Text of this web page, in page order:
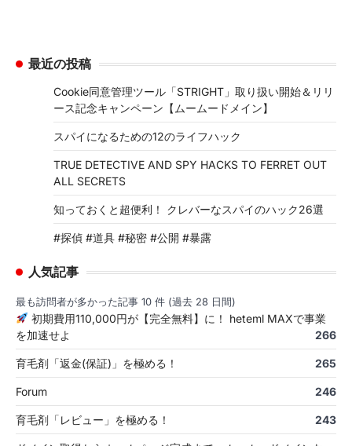
最近の投稿
Cookie同意管理ツール「STRIGHT」取り扱い開始＆リリ
ース記念キャンペーン【ムームードメイン】
スパイになるための12のライフハック
TRUE DETECTIVE AND SPY HACKS TO FERRET OUT
ALL SECRETS
知っておくと超便利！ クレバーなスパイのハック26選
#探偵 #道具 #秘密 #公開 #暴露
人気記事
最も訪問者が多かった記事 10 件 (過去 28 日間)
初期費用110,000円が【完全無料】に！ heteml MAXで事業
を加速せよ
266
育毛剤「返金(保証)」を極める！ 265
Forum 246
育毛剤「レビュー」を極める！ 243